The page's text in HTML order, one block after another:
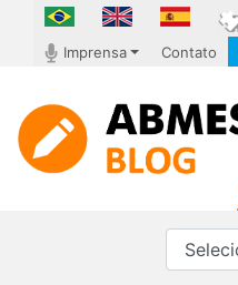
Imprensa Contato